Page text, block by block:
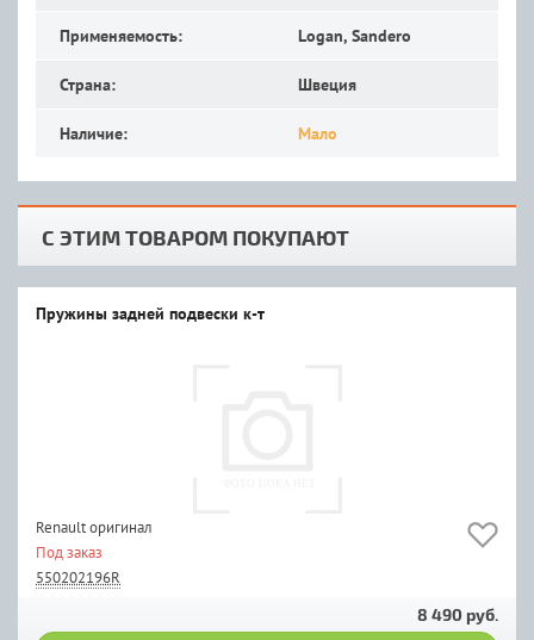
Применяемость: Logan, Sandero
Страна: Швеция
Наличие: Мало
С ЭТИМ ТОВАРОМ ПОКУПАЮТ
Пружины задней подвески к-т
Renault оригинал
Под заказ
550202196R
8 490 руб.